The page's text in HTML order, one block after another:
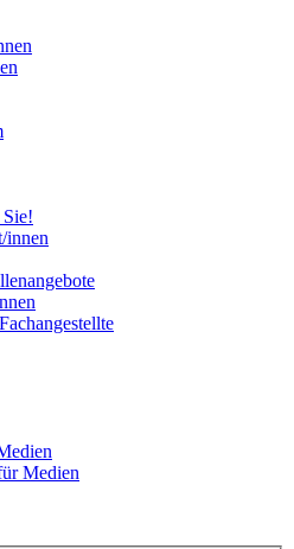
innen
Medien